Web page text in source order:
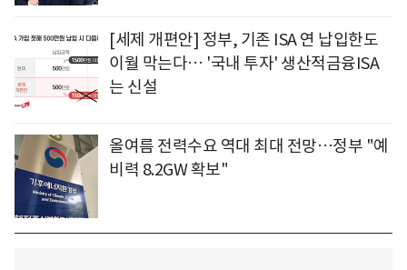
[세제 개편안] 정부, 기존 ISA 연 납입한도
이월 막는다… '국내 투자' 생산적금융ISA
는 신설
올여름 전력수요 역대 최대 전망…정부 "예
비력 8.2GW 확보"